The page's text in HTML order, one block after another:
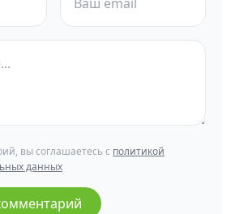
вы соглашаетесь с политикой
данных